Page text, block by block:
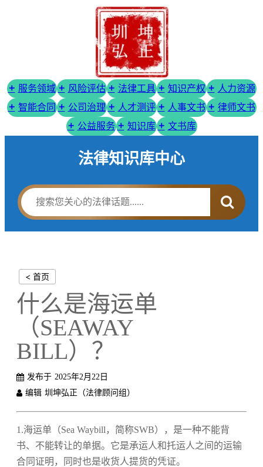
服务领域 风险评估 法律工具 知识产权
人力资源
智能合同
公司治理 人才测评 人事文书
律师文书
公益服务
知识库 文书库
法律知识库中心
< 首页
什么是海运单
（SEAWAY
BILL）？
发布于 2025年2月22日
编辑 圳坤弘正（法律顾问组）
1.海运单（Sea Waybill，简称SWB）‌，是一种不能背
书、不能转让的单据。它是承运人和托运人之间的运输
合同证明，同时也是收货人提货的凭证。